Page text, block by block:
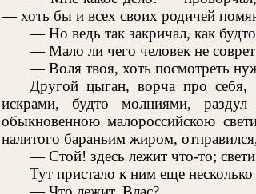
— хоть бы и всех своих родичей
— Но ведь так закричал, как
— Мало ли чего человек не
— Воля твоя, хоть посмотреть
Другой цыган, ворча про себя,
искрами, будто молниями,
обыкновенною малороссийскою
налитого бараньим жиром,
— Стой! здесь лежит что-то;
Тут пристало к ним еще несколько